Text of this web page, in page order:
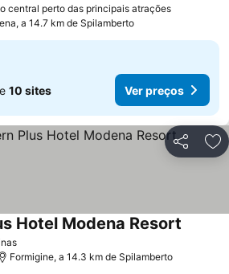
central perto das principais atrações
a 14.7 km de Spilamberto
10 sites Ver preços
Partilhar
Hotel Modena Resort
Formigine, a 14.3 km de Spilamberto